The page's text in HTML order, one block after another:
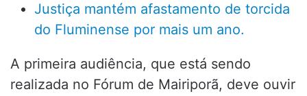
Justiça mantém afastamento de torcida
do Fluminense por mais um ano.
A primeira audiência, que está sendo
realizada no Fórum de Mairiporã, deve ouvir